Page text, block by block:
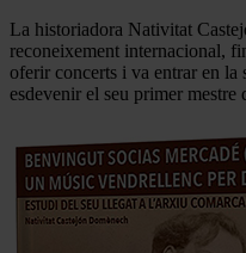
La historiadora Nativitat
reconeixement internacional,
oferir concerts i va entrar en la
esdevenir el seu primer mestre